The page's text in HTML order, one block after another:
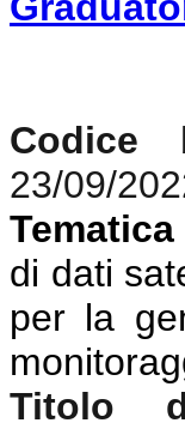
Codice
23/09/
di dati
per la
Titolo